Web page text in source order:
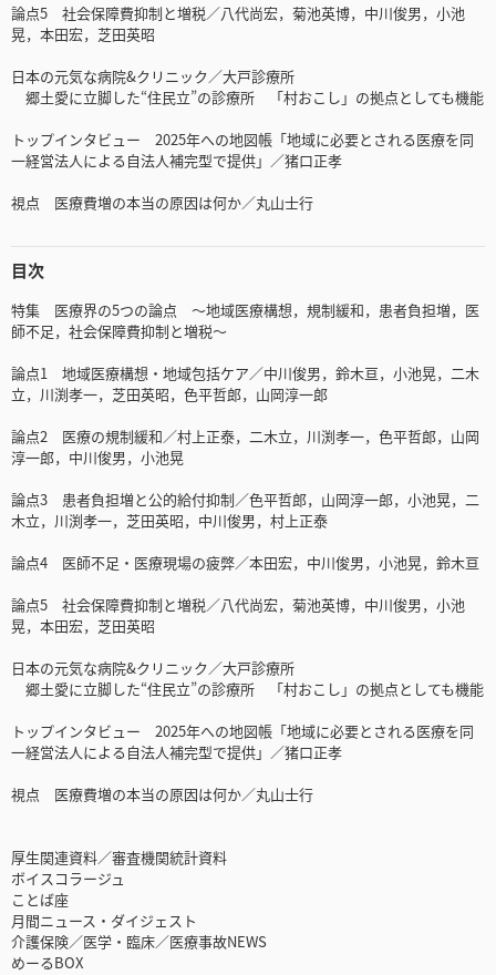
論点5 社会保障費抑制と増税／八代尚宏，菊池英博，中川俊男，小池
晃，本田宏，芝田英昭
日本の元気な病院&クリニック／大戸診療所
郷土愛に立脚した“住民立”の診療所 「村おこし」の拠点としても機能
トップインタビュー 2025年への地図帳「地域に必要とされる医療を同
一経営法人による自法人補完型で提供」／猪口正孝
視点 医療費増の本当の原因は何か／丸山士行
目次
特集 医療界の5つの論点 ～地域医療構想，規制緩和，患者負担増，医
師不足，社会保障費抑制と増税～
論点1 地域医療構想・地域包括ケア／中川俊男，鈴木亘，小池晃，二木
立，川渕孝一，芝田英昭，色平哲郎，山岡淳一郎
論点2 医療の規制緩和／村上正泰，二木立，川渕孝一，色平哲郎，山岡
淳一郎，中川俊男，小池晃
論点3 患者負担増と公的給付抑制／色平哲郎，山岡淳一郎，小池晃，二
木立，川渕孝一，芝田英昭，中川俊男，村上正泰
論点4 医師不足・医療現場の疲弊／本田宏，中川俊男，小池晃，鈴木亘
論点5 社会保障費抑制と増税／八代尚宏，菊池英博，中川俊男，小池
晃，本田宏，芝田英昭
日本の元気な病院&クリニック／大戸診療所
郷土愛に立脚した“住民立”の診療所 「村おこし」の拠点としても機能
トップインタビュー 2025年への地図帳「地域に必要とされる医療を同
一経営法人による自法人補完型で提供」／猪口正孝
視点 医療費増の本当の原因は何か／丸山士行
厚生関連資料／審査機関統計資料
ボイスコラージュ
ことば座
月間ニュース・ダイジェスト
介護保険／医学・臨床／医療事故NEWS
めーるBOX